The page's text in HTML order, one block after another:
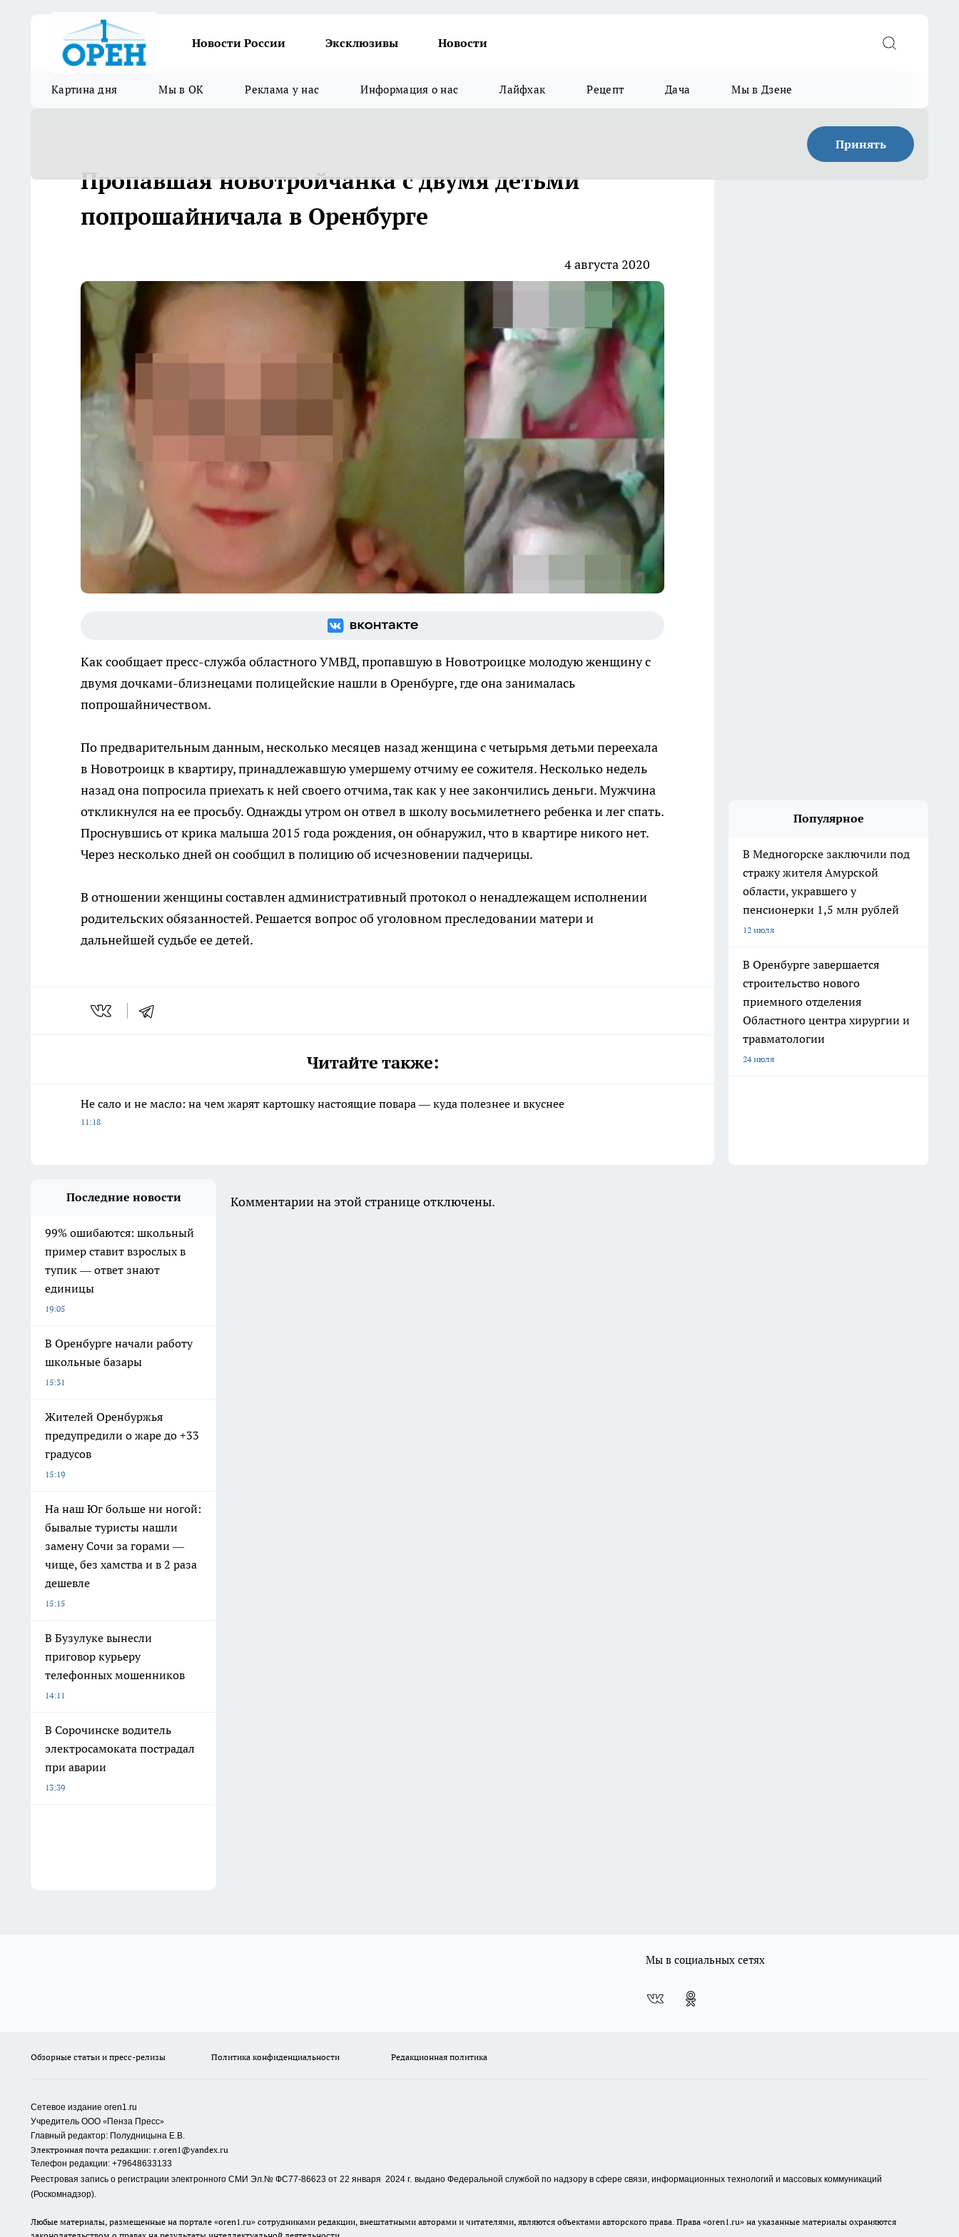
Новости России Эксклюзивы Новости
Картина дня Мы в ОК Реклама у нас Информация о нас Лайфхак Рецепт Дача Мы в Дзене
Принять
Пропавшая новотройчанка с двумя детьми
попрошайничала в Оренбурге
4 августа 2020
Как сообщает пресс-служба областного УМВД, пропавшую в Новотроицке молодую женщину с
двумя дочками-близнецами полицейские нашли в Оренбурге, где она занималась
попрошайничеством.
По предварительным данным, несколько месяцев назад женщина с четырьмя детьми переехала
в Новотроицк в квартиру, принадлежавшую умершему отчиму ее сожителя. Несколько недель
назад она попросила приехать к ней своего отчима, так как у нее закончились деньги. Мужчина
откликнулся на ее просьбу. Однажды утром он отвел в школу восьмилетнего ребенка и лег спать.
Проснувшись от крика малыша 2015 года рождения, он обнаружил, что в квартире никого нет.
Через несколько дней он сообщил в полицию об исчезновении падчерицы.
В отношении женщины составлен административный протокол о ненадлежащем исполнении
родительских обязанностей. Решается вопрос об уголовном преследовании матери и
дальнейшей судьбе ее детей.
Читайте также:
Не сало и не масло: на чем жарят картошку настоящие повара — куда полезнее и вкуснее
11:18
Популярное
В Медногорске заключили под
стражу жителя Амурской
области, укравшего у
пенсионерки 1,5 млн рублей
12 июля
В Оренбурге завершается
строительство нового
приемного отделения
Областного центра хирургии и
травматологии
24 июля
Последние новости
99% ошибаются: школьный
пример ставит взрослых в
тупик — ответ знают
единицы
19:05
В Оренбурге начали работу
школьные базары
15:31
Жителей Оренбуржья
предупредили о жаре до +33
градусов
15:19
На наш Юг больше ни ногой:
бывалые туристы нашли
замену Сочи за горами —
чище, без хамства и в 2 раза
дешевле
15:15
В Бузулуке вынесли
приговор курьеру
телефонных мошенников
14:11
В Сорочинске водитель
электросамоката пострадал
при аварии
13:39
Комментарии на этой странице отключены.
Мы в социальных сетях
Обзорные статьи и пресс-релизы Политика конфиденциальности Редакционная политика
Сетевое издание oren1.ru
Учредитель ООО «Пенза Пресс»
Главный редактор: Полудницына Е.В.
Электронная почта редакции: r.oren1@yandex.ru
Телефон редакции: +79648633133
Реестровая запись о регистрации электронного СМИ Эл.№ ФС77-86623 от 22 января 2024 г. выдано Федеральной службой по надзору в сфере связи, информационных технологий и массовых коммуникаций
(Роскомнадзор).
Любые материалы, размещенные на портале «oren1.ru» сотрудниками редакции, внештатными авторами и читателями, являются объектами авторского права. Права «oren1.ru» на указанные материалы охраняются